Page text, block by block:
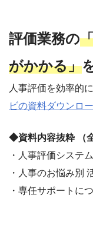
評価業務の
がかかる」
人事評価を効率的
ビの資料ダウンロ
◆資料内容抜粋 （
・人事評価システ
・人事のお悩み別
・専任サポー